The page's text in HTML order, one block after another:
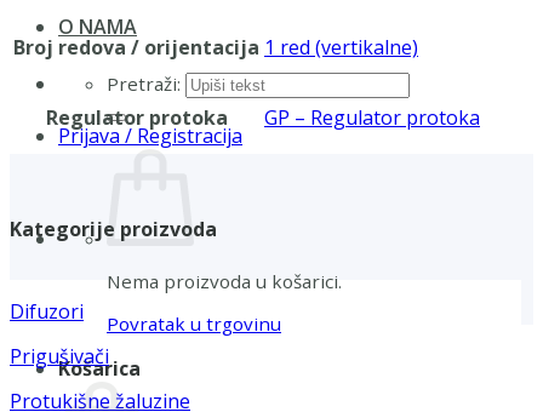
O NAMA
Pretraži:
Prijava / Registracija
Nema proizvoda u košarici.
Povratak u trgovinu
Košarica
Broj redova / orijentacija 1 red (vertikalne)
Regulator protoka GP – Regulator protoka
Kategorije proizvoda
Difuzori
Prigušivači
Protukišne žaluzine